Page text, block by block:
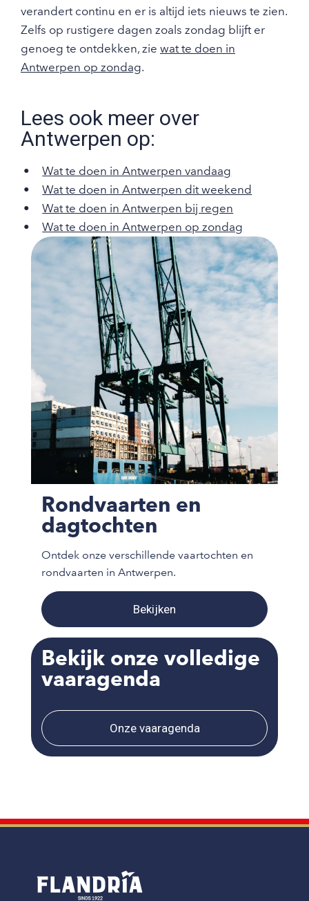
verandert continu en er is altijd iets nieuws te zien.
Zelfs op rustigere dagen zoals zondag blijft er
genoeg te ontdekken, zie wat te doen in
Antwerpen op zondag.
Lees ook meer over
Antwerpen op:
Wat te doen in Antwerpen vandaag
Wat te doen in Antwerpen dit weekend
Wat te doen in Antwerpen bij regen
Wat te doen in Antwerpen op zondag
Rondvaarten en
dagtochten
Ontdek onze verschillende vaartochten en
rondvaarten in Antwerpen.
Bekijken
Bekijk onze volledige
vaaragenda
Onze vaaragenda